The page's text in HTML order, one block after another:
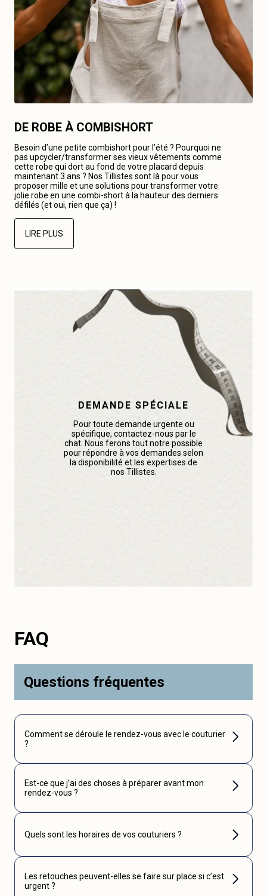
DE ROBE À COMBISHORT
Besoin d’une petite combishort pour l’été ? Pourquoi ne
pas upcycler/transformer ses vieux vêtements comme
cette robe qui dort au fond de votre placard depuis
maintenant 3 ans ? Nos Tillistes sont là pour vous
proposer mille et une solutions pour transformer votre
jolie robe en une combi-short à la hauteur des derniers
défilés (et oui, rien que ça) !
LIRE PLUS
DEMANDE SPÉCIALE
Pour toute demande urgente ou
spécifique, contactez-nous par le
chat. Nous ferons tout notre possible
pour répondre à vos demandes selon
la disponibilité et les expertises de
nos Tillistes.
FAQ
Questions fréquentes
Comment se déroule le rendez-vous avec le couturier
?
Est-ce que j’ai des choses à préparer avant mon
rendez-vous ?
Quels sont les horaires de vos couturiers ?
Les retouches peuvent-elles se faire sur place si c’est
urgent ?